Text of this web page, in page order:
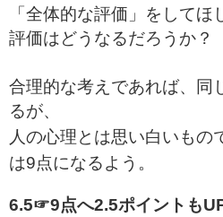
「全体的な評価」をしてほ
評価はどうなるだろうか？
合理的な考えであれば、同
るが、
人の心理とは思い白いも
は9点になるよう。
6.5☞9点へ2.5ポイントも